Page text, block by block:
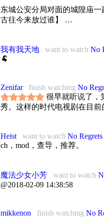
东城公安分局对面的城隍庙一副
古往今来放过谁】
+学雷锋+文化大革命+平反+
作为公安部金盾影视文化中心
删减。尹力导演亲自剪辑全
幽默，时而先出果后揭因营造
Kieślowski 的《殺人短片》之
显。人艺班底保证了台词和表
物的情感，朱桦演唱的结尾
后听着格外受触动。
大爷
我有我天地 want to watch No
🐏
Zenifar finish watching No
很早就听说了，
秀。这样的时代电视剧在目前
Heist want to watch No Regrets
ch，mod，查导，推荐。
魔法少女小芳 want to watch
@2018-02-09 14:38:58
mikkenon finish watching No